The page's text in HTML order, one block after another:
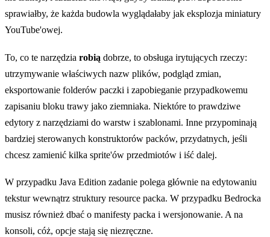
sprawiałby, że każda budowla wyglądałaby jak eksplozja miniatury
YouTube'owej.
To, co te narzędzia robią dobrze, to obsługa irytujących rzeczy:
utrzymywanie właściwych nazw plików, podgląd zmian,
eksportowanie folderów paczki i zapobieganie przypadkowemu
zapisaniu bloku trawy jako ziemniaka. Niektóre to prawdziwe
edytory z narzędziami do warstw i szablonami. Inne przypominają
bardziej sterowanych konstruktorów packów, przydatnych, jeśli
chcesz zamienić kilka sprite'ów przedmiotów i iść dalej.
W przypadku Java Edition zadanie polega głównie na edytowaniu
tekstur wewnątrz struktury resource packa. W przypadku Bedrocka
musisz również dbać o manifesty packa i wersjonowanie. A na
konsoli, cóż, opcje stają się niezręczne.